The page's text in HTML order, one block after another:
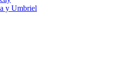
y Umbriel